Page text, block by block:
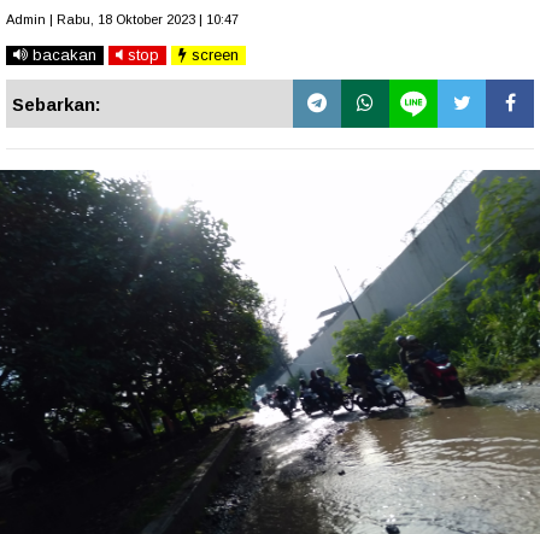
Admin | Rabu, 18 Oktober 2023 | 10:47
bacakan stop screen
Sebarkan: